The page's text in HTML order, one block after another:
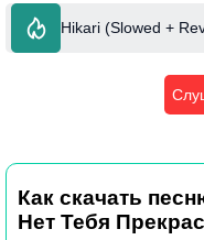
Hikari (Slowed +
Как скачать
Нет Тебя